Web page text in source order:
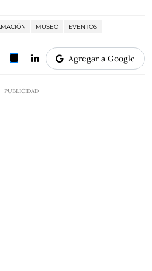
MUSEO
EVENTOS
Agregar a Google